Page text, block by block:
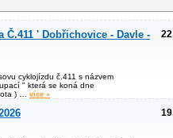
Č.411 ' Dobřichovice - Davle -
cyklojízdu č.411 s názvem
" která se koná dne
) … více »